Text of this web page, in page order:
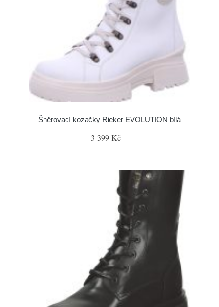
Šněrovací kozačky Rieker EVOLUTION bílá
3 399 Kč